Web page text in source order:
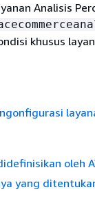
Analisis
khusus
oleh
yang